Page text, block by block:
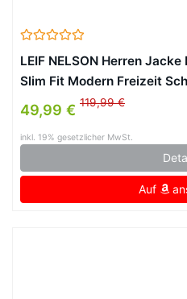
LEIF NELSON Herren
Slim Fit Modern Freizeit
Schwarz
49,99 € 119,99 €
inkl. 19% gesetzlicher MwSt.
Auf